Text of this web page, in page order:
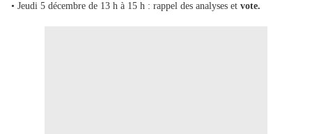
• Jeudi 5 décembre de 13 h à 15 h : rappel des analyses et vote.